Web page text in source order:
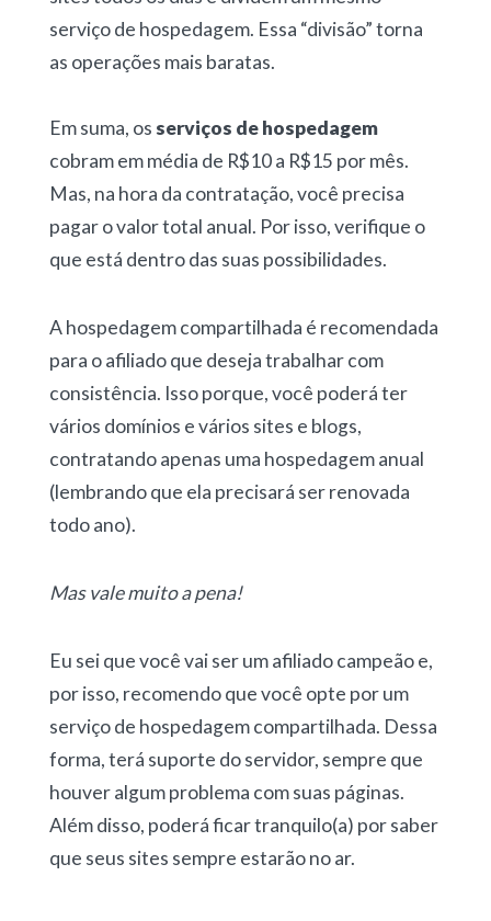
serviço de hospedagem. Essa “divisão” torna
as operações mais baratas.
Em suma, os serviços de hospedagem
cobram em média de R$10 a R$15 por mês.
Mas, na hora da contratação, você precisa
pagar o valor total anual. Por isso, verifique o
que está dentro das suas possibilidades.
A hospedagem compartilhada é recomendada
para o afiliado que deseja trabalhar com
consistência. Isso porque, você poderá ter
vários domínios e vários sites e blogs,
contratando apenas uma hospedagem anual
(lembrando que ela precisará ser renovada
todo ano).
Mas vale muito a pena!
Eu sei que você vai ser um afiliado campeão e,
por isso, recomendo que você opte por um
serviço de hospedagem compartilhada. Dessa
forma, terá suporte do servidor, sempre que
houver algum problema com suas páginas.
Além disso, poderá ficar tranquilo(a) por saber
que seus sites sempre estarão no ar.